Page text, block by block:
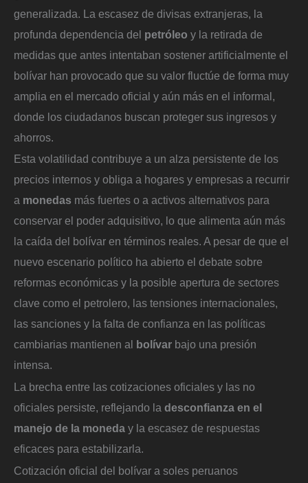
generalizada. La escasez de divisas extranjeras, la
profunda dependencia del petróleo y la retirada de
medidas que antes intentaban sostener artificialmente el
bolívar han provocado que su valor fluctúe de forma muy
amplia en el mercado oficial y aún más en el informal,
donde los ciudadanos buscan proteger sus ingresos y
ahorros.
Esta volatilidad contribuye a un alza persistente de los
precios internos y obliga a hogares y empresas a recurrir
a monedas más fuertes o a activos alternativos para
conservar el poder adquisitivo, lo que alimenta aún más
la caída del bolívar en términos reales. A pesar de que el
nuevo escenario político ha abierto el debate sobre
reformas económicas y la posible apertura de sectores
clave como el petrolero, las tensiones internacionales,
las sanciones y la falta de confianza en las políticas
cambiarias mantienen al
bolívar bajo una presión
intensa.
La brecha entre las cotizaciones oficiales y las no
oficiales persiste, reflejando la desconfianza en el
manejo de la moneda y la escasez de respuestas
eficaces para estabilizarla.
Cotización oficial del bolívar a soles peruanos